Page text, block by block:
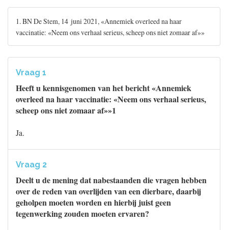
1. BN De Stem, 14 juni 2021, «Annemiek overleed na haar
vaccinatie: «Neem ons verhaal serieus, scheep ons niet zomaar af»»
Vraag 1
Heeft u kennisgenomen van het bericht «Annemiek
overleed na haar vaccinatie: «Neem ons verhaal serieus,
scheep ons niet zomaar af»»1
Ja.
Vraag 2
Deelt u de mening dat nabestaanden die vragen hebben
over de reden van overlijden van een dierbare, daarbij
geholpen moeten worden en hierbij juist geen
tegenwerking zouden moeten ervaren?